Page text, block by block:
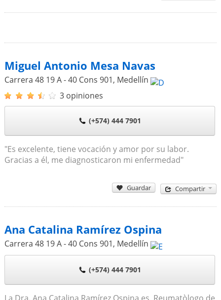
Miguel Antonio Mesa Navas
Carrera 48 19 A - 40 Cons 901, Medellín
3 opiniones
(+574) 444 7901
"Es excelente, tiene vocación y amor por su labor.
Gracias a él, me diagnosticaron mi enfermedad"
Guardar Compartir
Ana Catalina Ramírez Ospina
Carrera 48 19 A - 40 Cons 901, Medellín
(+574) 444 7901